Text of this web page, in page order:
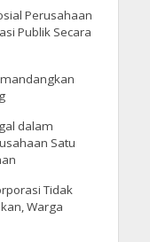
Perusahaan
Publik Secara
dalam
Satu
Tidak
Warga